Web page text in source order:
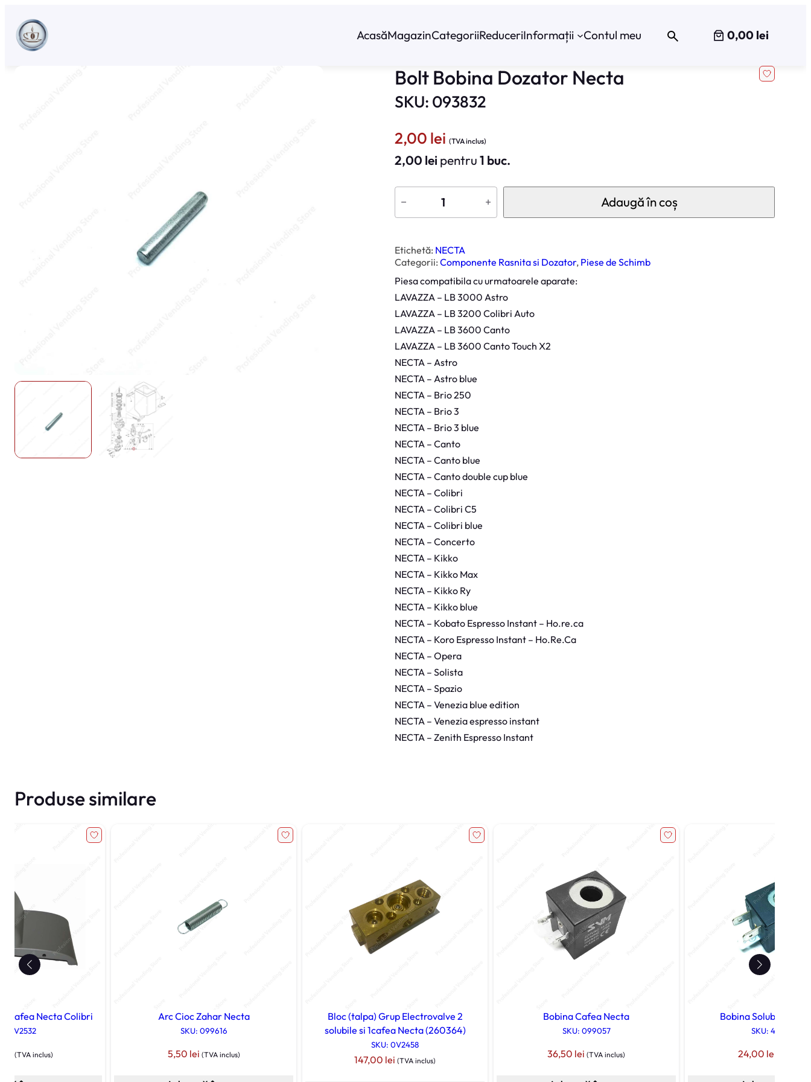
conținut
AcasăMagazinCategoriiReduceriInformații Contul meu 0,00 lei
Bolt Bobina Dozator Necta
SKU: 093832
2,00 lei (TVA inclus)
2,00 lei pentru1 buc.
C
t
t
e
B
l
B
o
b
i
n
a
D
o
z
a
t
o
r
N
e
c
a
− + Adaugă în coș
Etichetă: NECTA
Categorii: Componente Rasnita si Dozator, Piese de Schimb
Piesa compatibila cu urmatoarele aparate:
LAVAZZA – LB 3000 Astro
LAVAZZA – LB 3200 Colibri Auto
LAVAZZA – LB 3600 Canto
LAVAZZA – LB 3600 Canto Touch X2
NECTA – Astro
NECTA – Astro blue
NECTA – Brio 250
NECTA – Brio 3
NECTA – Brio 3 blue
NECTA – Canto
NECTA – Canto blue
NECTA – Canto double cup blue
NECTA – Colibri
NECTA – Colibri C5
NECTA – Colibri blue
NECTA – Concerto
NECTA – Kikko
NECTA – Kikko Max
NECTA – Kikko Ry
NECTA – Kikko blue
NECTA – Kobato Espresso Instant – Ho.re.ca
NECTA – Koro Espresso Instant – Ho.Re.Ca
NECTA – Opera
NECTA – Solista
NECTA – Spazio
NECTA – Venezia blue edition
NECTA – Venezia espresso instant
NECTA – Zenith Espresso Instant
Produse similare
Cafea Necta Colibri
0V2532
(TVA inclus)
Arc Cioc Zahar Necta
SKU: 099616
5,50 lei (TVA inclus)
Bloc (talpa) Grup Electrovalve 2
solubile si 1cafea Necta (260364)
SKU: 0V2458
147,00 lei (TVA inclus)
Bobina Cafea Necta
SKU: 099057
36,50 lei (TVA inclus)
Bobina Solubile
SKU: 49BQ189
24,00 lei